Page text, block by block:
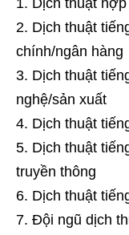
Dịch thuật
Dịch thuật
chính/ngân hàng
Dịch thuật
nghệ/sản xuất
Dịch thuật
Dịch thuật
truyền thông
Dịch thuật
Đội ngũ dịch